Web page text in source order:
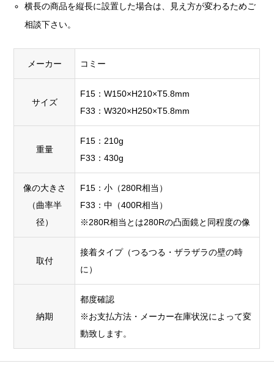
横長の商品を縦長に設置した場合は、見え方が変わるためご
相談下さい。
メーカー コミー
サイズ
F15：W150×H210×T5.8mm
F33：W320×H250×T5.8mm
重量
F15：210g
F33：430g
像の大きさ
（曲率半
径）
F15：小（280R相当）
F33：中（400R相当）
※280R相当とは280Rの凸面鏡と同程度の像
取付
接着タイプ（つるつる・ザラザラの壁の時
に）
納期
都度確認
※お支払方法・メーカー在庫状況によって変
動致します。